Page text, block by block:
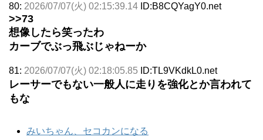
80: 2026/07/07(火) 02:15:39.14 ID:B8CQYagY0.net
>>73
想像したら笑ったわ
カーブでぶっ飛ぶじゃねーか
81: 2026/07/07(火) 02:18:05.85 ID:TL9VKdkL0.net
レーサーでもない一般人に走りを強化とか言われて
もな
みいちゃん、セコカンになる